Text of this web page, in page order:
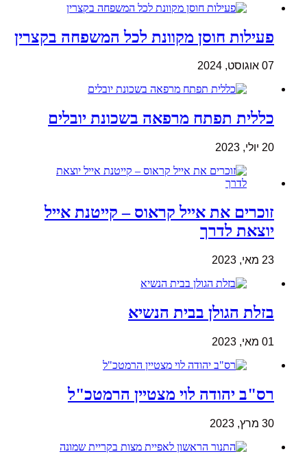
פעילות חוסן מקוונת לכל המשפחה בקצרין
07 אוגוסט, 2024
כללית תפתח מרפאה בשכונת יובלים
20 יולי, 2023
זוכרים את אייל קראוס – קייטנת אייל
יוצאת לדרך
23 מאי, 2023
בזלת הגולן בבית הנשיא
01 מאי, 2023
רס"ב יהודה לוי מצטיין הרמטכ"ל
30 מרץ, 2023